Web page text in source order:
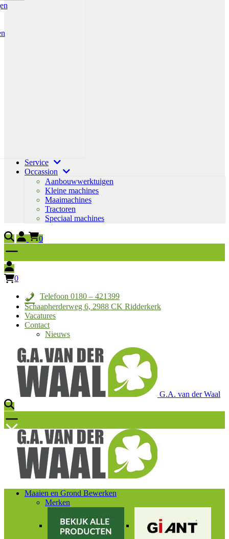
Service
Occassion
Aanbouwwerktuigen
Kleine machines
Maaimachines
Tractoren
Speciaal machines
0
0
Telefoon 0180 – 421399
Schaapherderweg 6, 2988 CK Ridderkerk
Vacatures
Contact
Nieuws
G.A. van der Waal
Maaien en Grond Bewerken
Merken